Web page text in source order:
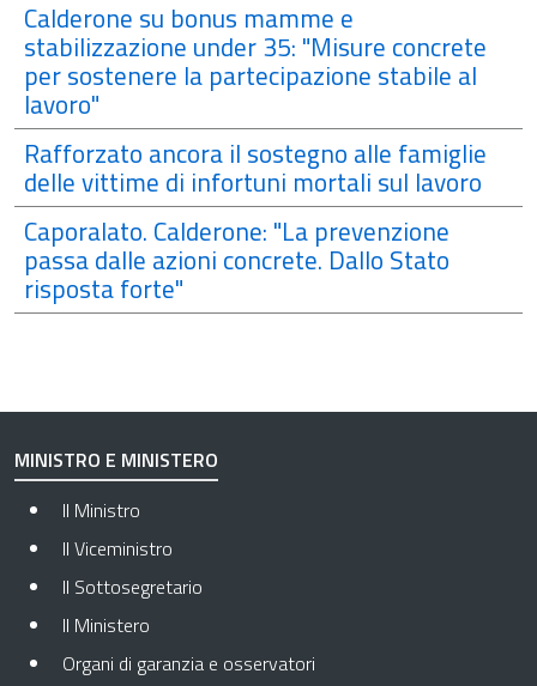
Calderone su bonus mamme e
stabilizzazione under 35: "Misure concrete
per sostenere la partecipazione stabile al
lavoro"
Rafforzato ancora il sostegno alle famiglie
delle vittime di infortuni mortali sul lavoro
Caporalato. Calderone: "La prevenzione
passa dalle azioni concrete. Dallo Stato
risposta forte"
MINISTRO E MINISTERO
Il Ministro
Il Viceministro
Il Sottosegretario
Il Ministero
Organi di garanzia e osservatori